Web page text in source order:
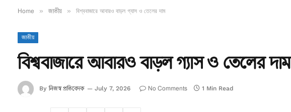
Home » জাতীয় » বিশ্ববাজারে আবারও বাড়ল গ্যাস ও তেলের দাম
জাতীয়
বিশ্ববাজারে আবারও বাড়ল গ্যাস ও তেলের দাম
By নিজস্ব প্রতিবেদক July 7, 2026 No Comments 1 Min Read